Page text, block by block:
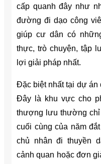
cấp quanh đây như
đường đi dạo công
giúp cư dân có
thực, trò chuyện, tập
lợi giải pháp nhất.
Đặc biệt nhất tại dự án
Đây là khu vực cho
thượng lưu thường chỉ
cuối cùng của năm
chủ nhân đi thuyền
cảnh quan hoặc đơn